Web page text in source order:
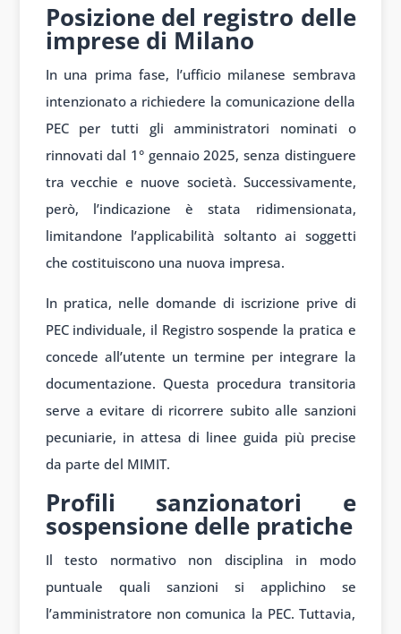
Posizione del registro delle
imprese di Milano
In una prima fase, l’ufficio milanese sembrava
intenzionato a richiedere la comunicazione della
PEC per tutti gli amministratori nominati o
rinnovati dal 1° gennaio 2025, senza distinguere
tra vecchie e nuove società. Successivamente,
però, l’indicazione è stata ridimensionata,
limitandone l’applicabilità soltanto ai soggetti
che costituiscono una nuova impresa.
In pratica, nelle domande di iscrizione prive di
PEC individuale, il Registro sospende la pratica e
concede all’utente un termine per integrare la
documentazione. Questa procedura transitoria
serve a evitare di ricorrere subito alle sanzioni
pecuniarie, in attesa di linee guida più precise
da parte del MIMIT.
Profili sanzionatori e
sospensione delle pratiche
Il testo normativo non disciplina in modo
puntuale quali sanzioni si applichino se
l’amministratore non comunica la PEC. Tuttavia,